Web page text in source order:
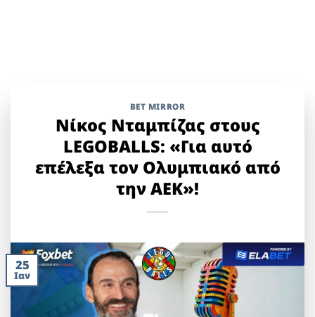
BET MIRROR
Νίκος Νταμπίζας στους
LEGOBALLS: «Για αυτό
επέλεξα τον Ολυμπιακό από
την ΑΕΚ»!
25
Ιαν